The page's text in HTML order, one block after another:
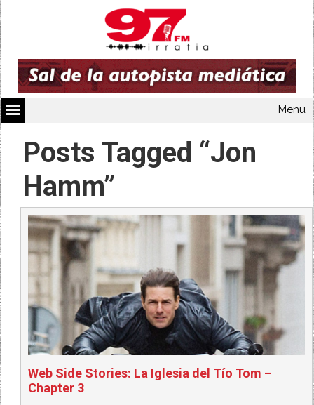
Menu
Posts Tagged “Jon
Hamm”
Web Side Stories: La Iglesia del Tío Tom –
Chapter 3